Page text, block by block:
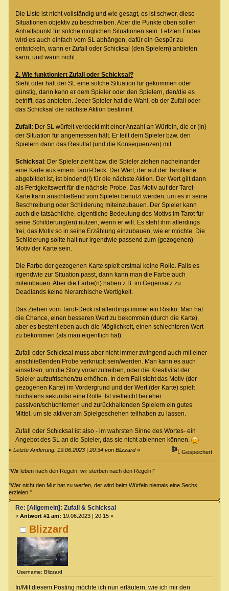
Die Liste ist nicht vollständig und wie gesagt, es ist schwer, diese
Situationen objektiv zu beschreiben. Aber die Punkte oben sollen
Anhaltspunkt für solche möglichen Situationen sein. Letzten Endes
wird es auch einfach vom SL abhängen, dafür ein Gespür zu
entwickeln, wann er Zufall oder Schicksal (den Spielern) anbieten
kann, und wann nicht.
2. Wie funktioniert Zufall oder Schicksal?
Sieht oder hält der SL eine solche Situation für gekommen oder
günstig, dann kann er dem Spieler oder den Spielern, den/die es
betrifft, das anbieten. Jeder Spieler hat die Wahl, ob der Zufall oder
das Schicksal die nächste Aktion bestimmt.
Zufall: Der SL würfelt verdeckt mit einer Anzahl an Würfeln, die er (in)
der Situation für angemessen hält. Er teilt dem Spieler bzw. den
Spielern dann das Resultat (und die Konsequenzen) mit.
Schicksal: Der Spieler zieht bzw. die Spieler ziehen nacheinander
eine Karte aus einem Tarot-Deck. Der Wert, der auf der Tarotkarte
abgebildet ist, ist bindend(!) für die nächste Aktion. Der Wert gilt dann
als Fertigkeitswert für die nächste Probe. Das Motiv auf der Tarot-
Karte kann anschließend vom Spieler benutzt werden, um es in seine
Beschreibung oder Schilderung miteinzubauen. Der Spieler kann
auch die tatsächliche, eigentliche Bedeutung des Motivs im Tarot für
seine Schilderung(en) nutzen, wenn er will. Es steht ihm allerdings
frei, das Motiv so in seine Erzählung einzubauen, wie er möchte. Die
Schilderung sollte halt nur irgendwie passend zum (gezogenen)
Motiv der Karte sein.
Die Farbe der gezogenen Karte spielt erstmal keine Rolle. Falls es
irgendwie zur Situation passt, dann kann man die Farbe auch
miteinbauen. Aber die Farbe(n) haben z.B. im Gegensatz zu
Deadlands keine hierarchische Wertigkeit.
Das Ziehen vom Tarot-Deck ist allerdings immer ein Risiko: Man hat
die Chance, einen besseren Wert zu bekommen (durch die Karte),
aber es besteht eben auch die Möglichkeit, einen schlechteren Wert
zu bekommen (als man eigentlich hat).
Zufall oder Schicksal muss aber nicht immer zwingend auch mit einer
anschließenden Probe verknüpft sein/werden. Man kann es auch
einsetzen, um die Story voranzutreiben, oder die Kreativität der
Spieler aufzufrischen/zu erhöhen. In dem Fall steht das Motiv (der
gezogenen Karte) im Vordergrund und der Wert (der Karte) spielt
höchstens sekundär eine Rolle. Ist vielleicht bei eher
passiven/schüchternen und zurückhaltenden Spielern ein gutes
Mittel, um sie aktiver am Spielgeschehen teilhaben zu lassen.
Zufall oder Schicksal ist also - im wahrsten Sinne des Wortes- ein
Angebot des SL an die Spieler, das sie nicht ablehnen können.
«Letzte Änderung: 19.06.2023 | 20:34 von Blizzard» Gespeichert
"Wir leben nach den Regeln, wir sterben nach den Regeln!"
"Wer nicht den Mut hat zu werfen, der wird beim Würfeln niemals eine Sechs
erzielen."
Blizzard
Username: Blizzard
Re: [Allgemein]: Zufall & Schicksal
« Antwort #1 am: 19.06.2023 | 20:15 »
In/Mit diesem Posting möchte ich nun erläutern, wie ich mir den